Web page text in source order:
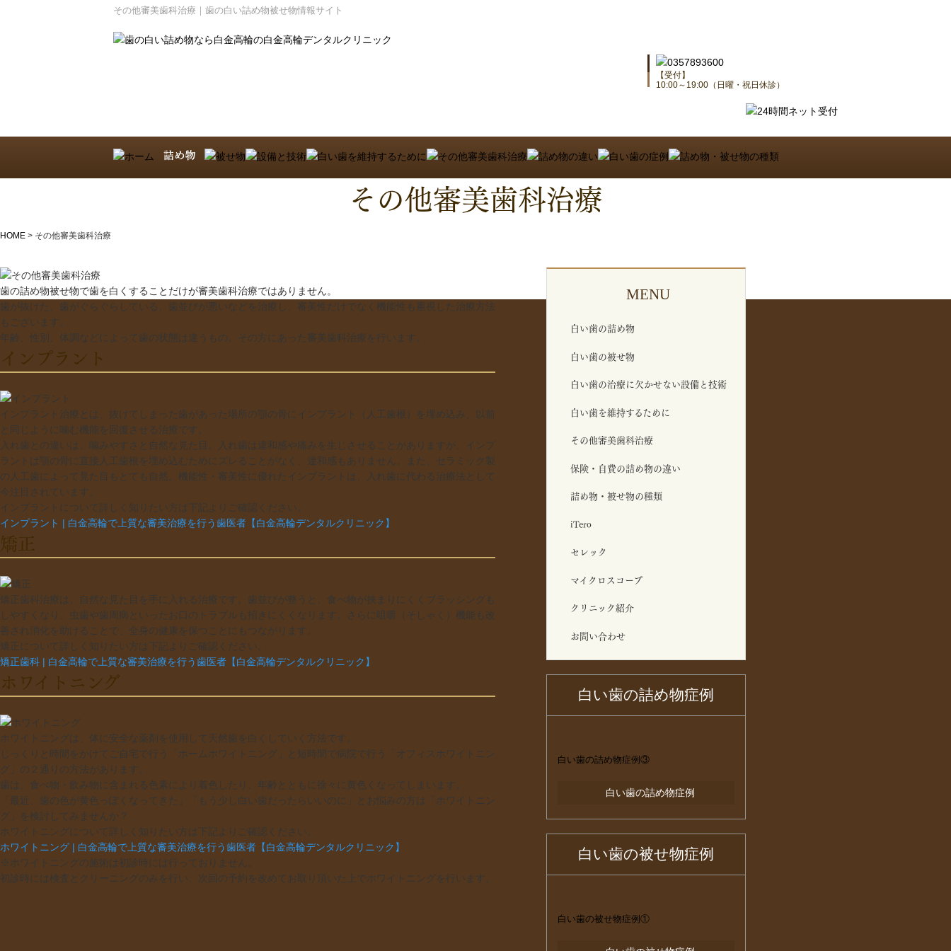
その他審美歯科治療｜歯の白い詰め物被せ物情報サイト
【受付】
10:00～19:00（日曜・祝日休診）
その他審美歯科治療
HOME > その他審美歯科治療
歯の詰め物被せ物で歯を白くすることだけが審美歯科治療ではありません。
歯が抜けた、歯がぐらぐらしている、歯並びが悪いなどを治療し、審美性だけでなく機能性も重視した治療方法
もございます。
年齢、性別、体調などによって歯の状態は違うもの。その方にあった審美歯科治療を行います。
インプラント
インプラント治療とは、抜けてしまった歯があった場所の顎の骨にインプラント（人工歯根）を埋め込み、以前
と同じように噛む機能を回復させる治療です。
入れ歯との違いは、噛みやすさと自然な見た目。入れ歯は違和感や痛みを生じさせることがありますが、インプ
ラントは顎の骨に直接人工歯根を埋め込むためにズレることがなく、違和感もありません。また、セラミック製
の人工歯によって見た目もとても自然。機能性・審美性に優れたインプラントは、入れ歯に代わる治療法として
今注目されています。
インプラントについて詳しく知りたい方は下記よりご確認ください。
インプラント | 白金高輪で上質な審美治療を行う歯医者【白金高輪デンタルクリニック】
矯正
矯正歯科治療は、自然な見た目を手に入れる治療です。歯並びが整うと、食べ物が挟まりにくくブラッシングも
しやすくなり、虫歯や歯周病といったお口のトラブルも招きにくくなります。さらに咀嚼（そしゃく）機能も改
善され消化を助けることで、全身の健康を保つことにもつながります。
矯正について詳しく知りたい方は下記よりご確認ください。
矯正歯科 | 白金高輪で上質な審美治療を行う歯医者【白金高輪デンタルクリニック】
ホワイトニング
ホワイトニングは、体に安全な薬剤を使用して天然歯を白くしていく方法です。
じっくりと時間をかけてご自宅で行う「ホームホワイトニング」と短時間で病院で行う「オフィスホワイトニン
グ」の２通りの方法があります。
歯は、食べ物・飲み物に含まれる色素により着色したり、年齢とともに徐々に黄色くなってしまいます。
「最近、歯の色が黄色っぽくなってきた」「もう少し白い歯だったらいいのに」とお悩みの方は「ホワイトニン
グ」を検討してみませんか？
ホワイトニングについて詳しく知りたい方は下記よりご確認ください。
ホワイトニング | 白金高輪で上質な審美治療を行う歯医者【白金高輪デンタルクリニック】
※ホワイトニングの施術は初診時には行っておりません。
初診時には検査とクリーニングのみを行い、次回の予約を改めてお取り頂いた上でホワイトニングを行います。
MENU
白い歯の詰め物
白い歯の被せ物
白い歯の治療に欠かせない設備と技術
白い歯を維持するために
その他審美歯科治療
保険・自費の詰め物の違い
詰め物・被せ物の種類
iTero
セレック
マイクロスコープ
クリニック紹介
お問い合わせ
白い歯の詰め物症例
白い歯の詰め物症例③
白い歯の詰め物症例
白い歯の被せ物症例
白い歯の被せ物症例①